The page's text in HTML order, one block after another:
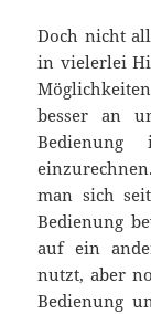
Doch nicht
in vielerlei
besser an
man sich
Bedienung
auf ein
nutzt, aber
Bedienung